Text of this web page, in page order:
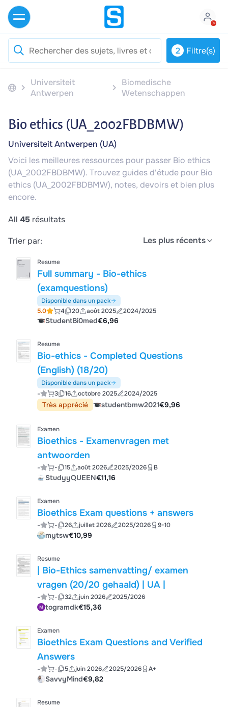
Universiteit
Antwerpen
Biomedische
Wetenschappen
2 Filtre(s)
Bio ethics (UA_2002FBDBMW)
Universiteit Antwerpen (UA)
Voici les meilleures ressources pour passer Bio ethics
(UA_2002FBDBMW). Trouvez guides d'étude pour Bio
ethics (UA_2002FBDBMW), notes, devoirs et bien plus
encore.
All 45 résultats
Trier par:
Les plus récents
Resume
Full summary - Bio-ethics
(examquestions)
Disponible dans un pack
5.0
4 20 août 2025 2024/2025
StudentBi0med€6,96
Resume
Bio-ethics - Completed Questions
(English) (18/20)
Disponible dans un pack
- 3 16 octobre 2025 2024/2025
Très apprécié studentbmw2021€9,96
Examen
Bioethics - Examenvragen met
antwoorden
- - 15 août 2026 2025/2026 B
StudyyQUEEN€11,16
Examen
Bioethics Exam questions + answers
- - 26 juillet 2026 2025/2026 9-10
mytsw€10,99
Resume
| Bio-Ethics samenvatting/ examen
vragen (20/20 gehaald) | UA |
- - 32 juin 2026 2025/2026
togramdk€15,36
Examen
Bioethics Exam Questions and Verified
Answers
- - 5 juin 2026 2025/2026 A+
SavvyMind€9,82
Resume